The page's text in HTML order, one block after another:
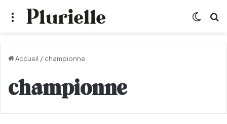
Menu
Accueil / championne
championne